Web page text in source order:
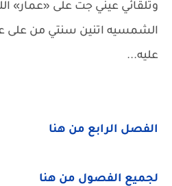
وتلقائي عيني جت على «عمار»
الشمسيه اتنين سنتي من على
عليه...
الفصل الرابع من هنا
لجميع الفصول من هنا